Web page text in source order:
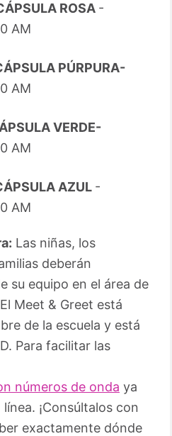
ROSA -
AM
PÚRPURA-
AM
VERDE-
AM
AZUL -
AM
Las niñas, los
deberán
su equipo en el área de
Meet & Greet está
de la escuela y está
Para facilitar las
números de onda ya
¡Consúltalos con
exactamente dónde